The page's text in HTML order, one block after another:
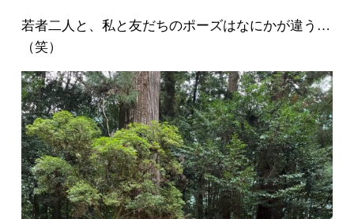
若者二人と、私と友だちのポーズはなにかが違う…
（笑）